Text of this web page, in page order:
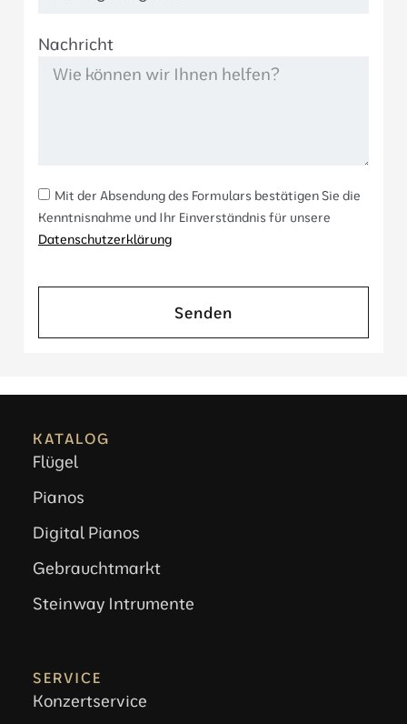
Nachricht
Mit der Absendung des Formulars bestätigen Sie die
Kenntnisnahme und Ihr Einverständnis für unsere
Datenschutzerklärung
Senden
KATALOG
Flügel
Pianos
Digital Pianos
Gebrauchtmarkt
Steinway Intrumente
SERVICE
Konzertservice